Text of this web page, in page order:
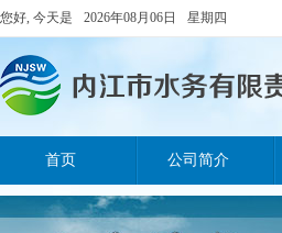
您好, 今天是 2026年08月06日 星期四
首页 公司简介